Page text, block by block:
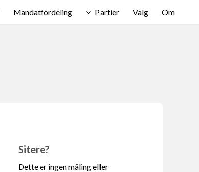
Mandatfordeling Partier Valg Om
Sitere?
Dette er ingen måling eller